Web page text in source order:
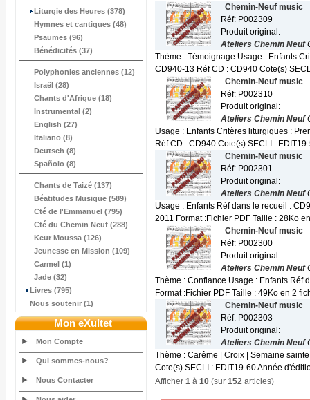
Liturgie des Heures (378)
Hymnes et cantiques (48)
Psaumes (96)
Bénédicités (37)
Polyphonies anciennes (12)
Israël (28)
Chants d'Afrique (18)
Instrumental (2)
English (27)
Italiano (8)
Deutsch (8)
Spañolo (8)
Chants de Taizé (137)
Béatitudes Musique (589)
Cté de l'Emmanuel (795)
Cté du Chemin Neuf (288)
Keur Moussa (126)
Jeunesse en Mission (109)
Carmel (1)
Jade (32)
Livres (795)
Nous soutenir (1)
Mon eXultet
Mon Compte
Qui sommes-nous?
Nous Contacter
Chemin-Neuf music
Réf: P002309
Produit original:
Ateliers Chemin Neuf
Thème : Témoignage Usage : Enfants
CD940-13 Réf CD : CD940 Cote(s)
Chemin-Neuf music
Réf: P002310
Produit original:
Ateliers Chemin Neuf
Usage : Enfants Critères liturgiques :
Réf CD : CD940 Cote(s) SECLI :
Chemin-Neuf music
Réf: P002301
Produit original:
Ateliers Chemin Neuf
Usage : Enfants Réf dans le recueil :
2011 Format :Fichier PDF Taille : 28Ko
Chemin-Neuf music
Réf: P002300
Produit original:
Ateliers Chemin Neuf
Thème : Confiance Usage : Enfants Réf
Format :Fichier PDF Taille : 49Ko en 2
Chemin-Neuf music
Réf: P002303
Produit original:
Ateliers Chemin Neuf
Thème : Carême | Croix | Semaine
Cote(s) SECLI : EDIT19-60 Année
Afficher 1 à 10 (sur 152 articles)